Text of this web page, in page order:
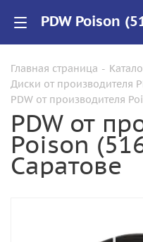
Главная страница -
Диски от производителя
PDW от производителя
PDW от
Poison
Саратове